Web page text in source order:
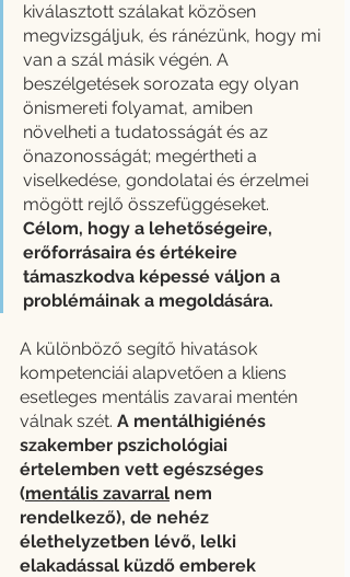
kiválasztott szálakat közösen
megvizsgáljuk, és ránézünk, hogy mi
van a szál másik végén. A
beszélgetések sorozata egy olyan
önismereti folyamat, amiben
növelheti a tudatosságát és az
önazonosságát; megértheti a
viselkedése, gondolatai és érzelmei
mögött rejlő összefüggéseket.
Célom, hogy a lehetőségeire,
erőforrásaira és értékeire
támaszkodva képessé váljon a
problémáinak a megoldására.
A különböző segítő hivatások
kompetenciái alapvetően a kliens
esetleges mentális zavarai mentén
válnak szét. A mentálhigiénés
szakember pszichológiai
értelemben vett egészséges
(mentális zavarral nem
rendelkező), de nehéz
élethelyzetben lévő, lelki
elakadással küzdő emberek